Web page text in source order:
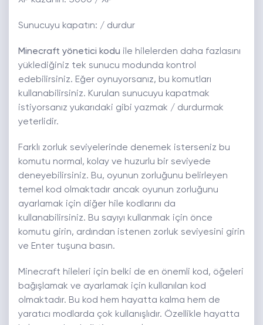
Sunucuyu kapatın: / durdur
Minecraft yönetici kodu ile hilelerden daha fazlasını
yüklediğiniz tek sunucu modunda kontrol
edebilirsiniz. Eğer oynuyorsanız, bu komutları
kullanabilirsiniz. Kurulan sunucuyu kapatmak
istiyorsanız yukarıdaki gibi yazmak / durdurmak
yeterlidir.
Farklı zorluk seviyelerinde denemek isterseniz bu
komutu normal, kolay ve huzurlu bir seviyede
deneyebilirsiniz. Bu, oyunun zorluğunu belirleyen
temel kod olmaktadır ancak oyunun zorluğunu
ayarlamak için diğer hile kodlarını da
kullanabilirsiniz. Bu sayıyı kullanmak için önce
komutu girin, ardından istenen zorluk seviyesini girin
ve Enter tuşuna basın.
Minecraft hileleri için belki de en önemli kod, öğeleri
bağışlamak ve ayarlamak için kullanılan kod
olmaktadır. Bu kod hem hayatta kalma hem de
yaratıcı modlarda çok kullanışlıdır. Özellikle hayatta